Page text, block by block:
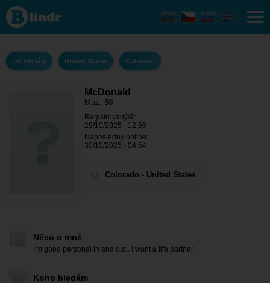
McDonald
- On
hledá ji
Colorado
On hledá ji United States Colorado
McDonald
Muž, 50
Registrovaný/á:
29/10/2025 - 12:56
Naposledny online:
30/10/2025 - 04:54
Colorado - United States
Něco o mně
I'm good personal in and out.. I want a life partner
Koho hledám